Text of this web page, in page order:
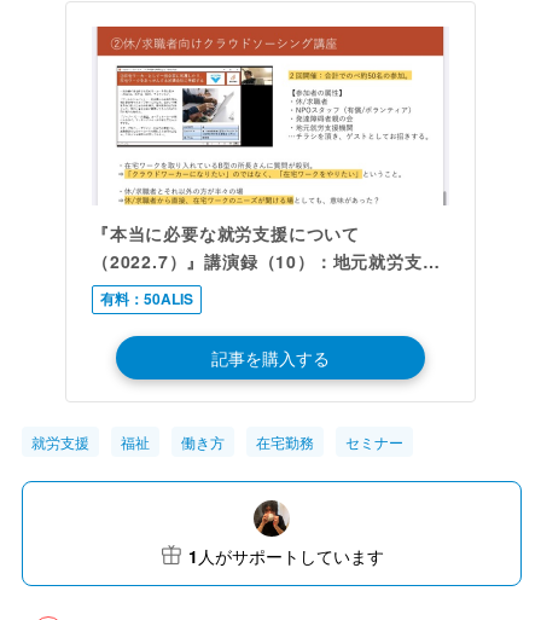
『本当に必要な就労支援について
（2022.7）』講演録（10）：地元就労支援
NPOでやってみた４つのこと
有料：50ALIS
記事を購入する
就労支援 福祉 働き方 在宅勤務 セミナー
1 人がサポートしています